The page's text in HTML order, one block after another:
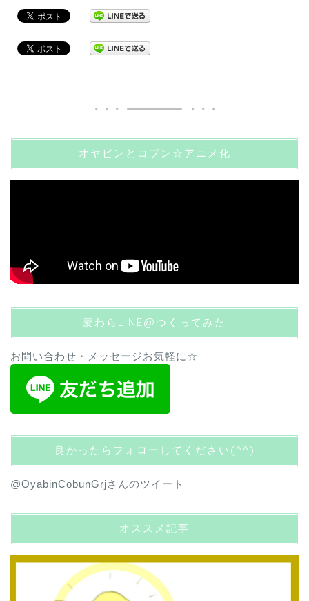
オヤビンとコブン☆アニメ化
麦わらLINE@つくってみた
お問い合わせ・メッセージお気軽に☆
良かったらフォローしてください(^^)
@OyabinCobunGrjさんのツイート
オススメ記事